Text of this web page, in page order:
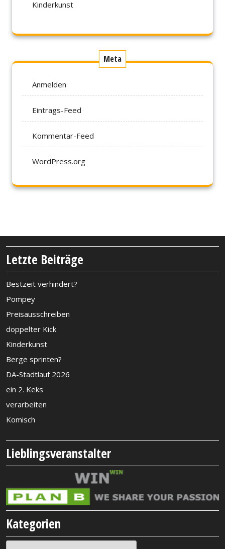
Kinderkunst
Meta
Anmelden
Eintrags-Feed
Kommentar-Feed
WordPress.org
Letzte Beiträge
Bestzeit verhindert?
Pompey
Preisausschreiben
doppelter Kick
Kinderkunst
Berge sprinten?
DA-Stadtlauf 2026
ein 2. Keks
verarbeiten
Komisch
Lieblingsveranstalter
Kategorien